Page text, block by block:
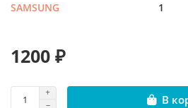
SAMSUNG 1
1200 ₽
В